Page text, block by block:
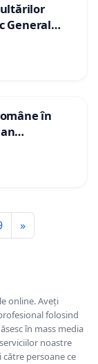
General
în
de
»
online. Aveți
folosind
în mass media
noastre
persoane ce